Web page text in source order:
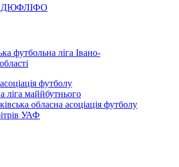
футбольна ліга Івано-